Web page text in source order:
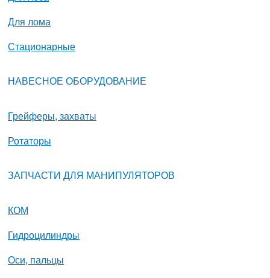
Для лома
Стационарные
НАВЕСНОЕ ОБОРУДОВАНИЕ
Грейферы, захваты
Ротаторы
ЗАПЧАСТИ ДЛЯ МАНИПУЛЯТОРОВ
КОМ
Гидроцилиндры
Оси, пальцы